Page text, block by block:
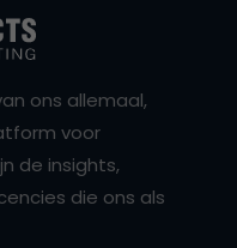
ons allemaal,
voor
de insights,
die ons als